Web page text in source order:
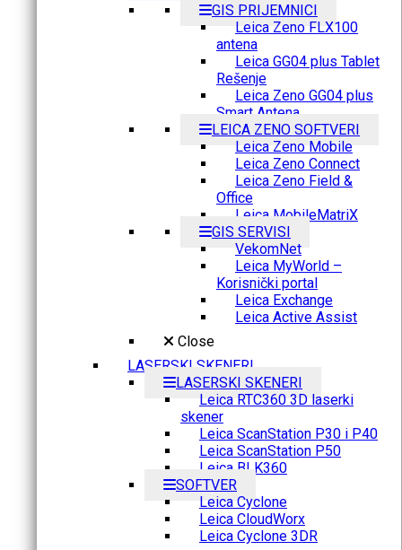
GIS PRIJEMNICI
Leica Zeno FLX100
antena
Leica GG04 plus Tablet
Rešenje
Leica Zeno GG04 plus
Smart Antena
LEICA ZENO SOFTVERI
Leica Zeno Mobile
Leica Zeno Connect
Leica Zeno Field &
Office
Leica MobileMatriX
GIS SERVISI
VekomNet
Leica MyWorld –
Korisnički portal
Leica Exchange
Leica Active Assist
Close
LASERSKI SKENERI
LASERSKI SKENERI
Leica RTC360 3D laserki
skener
Leica ScanStation P30 i P40
Leica ScanStation P50
Leica BLK360
SOFTVER
Leica Cyclone
Leica CloudWorx
Leica Cyclone 3DR